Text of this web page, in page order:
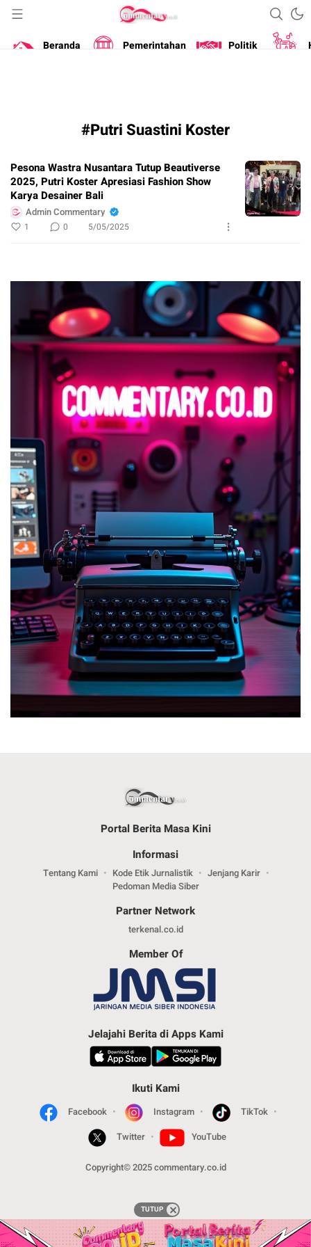
Commentary
Portal Berita Masa Kini
Beranda
Pemerintahan Politik
#Putri Suastini Koster
Pesona Wastra Nusantara Tutup Beautiverse
2025, Putri Koster Apresiasi Fashion Show
Karya Desainer Bali
Admin Commentary
1 0 5/05/2025
Portal Berita Masa Kini
Informasi
Tentang Kami Kode Etik Jurnalistik
Jenjang Karir
Pedoman Media Siber
Partner Network
terkenal.co.id
Member Of
Jelajahi Berita di Apps Kami
Ikuti Kami
Facebook Instagram
TikTok
Twitter
YouTube
Copyright© 2025 commentary.co.id
TUTUP